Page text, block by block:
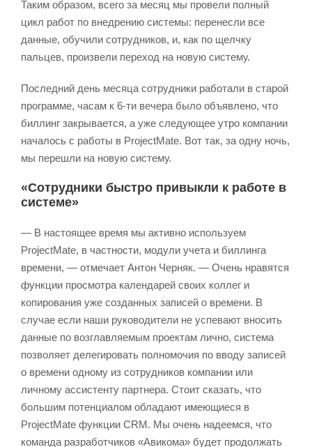
Таким образом, всего за месяц мы провели полный
цикл работ по внедрению системы: перенесли все
данные, обучили сотрудников, и, как по щелчку
пальцев, произвели переход на новую систему.
Последний день месяца сотрудники работали в старой
программе, часам к 6-ти вечера было объявлено, что
биллинг закрывается, а уже следующее утро компании
началось с работы в ProjectMate. Вот так, за одну ночь,
мы перешли на новую систему.
«Сотрудники быстро привыкли к работе в
системе»
— В настоящее время мы активно используем
ProjectMate, в частности, модули учета и биллинга
времени, — отмечает Антон Черняк. — Очень нравятся
функции просмотра календарей своих коллег и
копирования уже созданных записей о времени. В
случае если наши руководители не успевают вносить
данные по возглавляемым проектам лично, система
позволяет делегировать полномочия по вводу записей
о времени одному из сотрудников компании или
личному ассистенту партнера. Стоит сказать, что
большим потенциалом обладают имеющиеся в
ProjectMate функции CRM. Мы очень надеемся, что
команда разработчиков «Авикома» будет продолжать